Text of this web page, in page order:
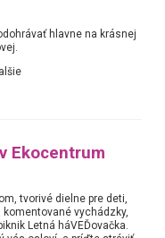
hlavne na krásnej
Ekocentrum
tvorivé dielne pre deti,
vychádzky,
Letná háVEĎovačka.